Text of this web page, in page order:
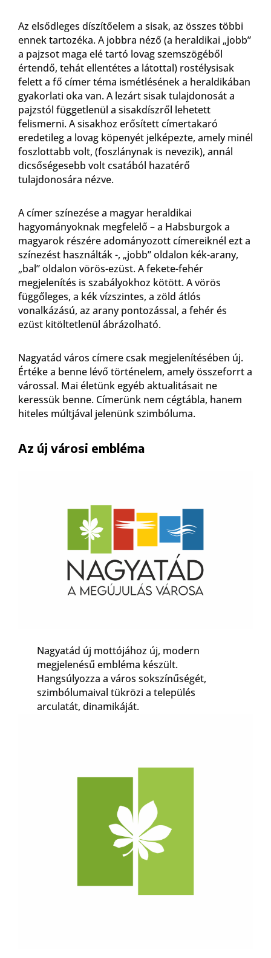
Az elsődleges díszítőelem a sisak, az összes többi
ennek tartozéka. A jobbra néző (a heraldikai „jobb”
a pajzsot maga elé tartó lovag szemszögéből
értendő, tehát ellentétes a látottal) rostélysisak
felett a fő címer téma ismétlésének a heraldikában
gyakorlati oka van. A lezárt sisak tulajdonosát a
pajzstól függetlenül a sisakdíszről lehetett
felismerni. A sisakhoz erősített címertakaró
eredetileg a lovag köpenyét jelképezte, amely minél
foszlottabb volt, (foszlánynak is nevezik), annál
dicsőségesebb volt csatából hazatérő
tulajdonosára nézve.
A címer színezése a magyar heraldikai
hagyományoknak megfelelő – a Habsburgok a
magyarok részére adományozott címereiknél ezt a
színezést használták -, „jobb” oldalon kék-arany,
„bal” oldalon vörös-ezüst. A fekete-fehér
megjelenítés is szabályokhoz kötött. A vörös
függőleges, a kék vízszintes, a zöld átlós
vonalkázású, az arany pontozással, a fehér és
ezüst kitöltetlenül ábrázolható.
Nagyatád város címere csak megjelenítésében új.
Értéke a benne lévő történelem, amely összeforrt a
várossal. Mai életünk egyéb aktualitásait ne
keressük benne. Címerünk nem cégtábla, hanem
hiteles múltjával jelenünk szimbóluma.
Az új városi embléma
Nagyatád új mottójához új, modern
megjelenésű embléma készült.
Hangsúlyozza a város sokszínűségét,
szimbólumaival tükrözi a település
arculatát, dinamikáját.